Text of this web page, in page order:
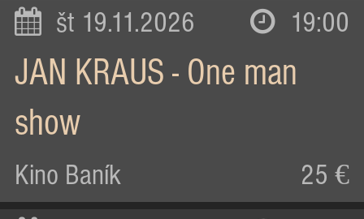
št 19.11.2026 19:00
JAN KRAUS - One man
show
Kino Baník 25 €